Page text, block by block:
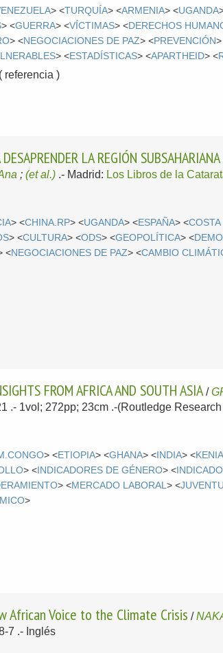
> <TURQUÍA> <ARMENIA> <UGANDA
> <GUERRA> <VÍCTIMAS> <DERECHOS
> <NEGOCIACIONES DE PAZ> <PREVENCIÓN
> <ESTADÍSTICAS> <APARTHEID> <
referencia )
LA REGIÓN SUBSAHARIANA
;(et al.) .- Madrid: Los Libros de la
> <CHINA.RP> <UGANDA> <ESPAÑA> <
> <CULTURA> <ODS> <GEOPOLÍTICA> <
<NEGOCIACIONES DE PAZ> <CAMBIO
FROM AFRICA AND SOUTH ASIA /
.- 1vol; 272pp; 23cm .-(Routledge
> <ETIOPIA> <GHANA> < INDIA> <
> < INDICADORES DE GÉNERO> <
> <MERCADO LABORAL> <
>
African Voice to the Climate Crisis /
7 .- Inglés